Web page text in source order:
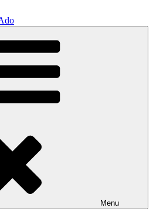
e imparare ad amarle
Menu